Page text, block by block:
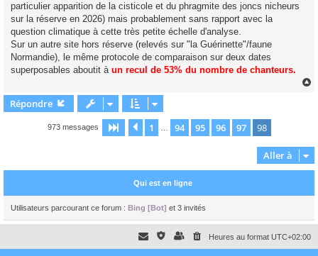
particulier apparition de la cisticole et du phragmite des joncs nicheurs
sur la réserve en 2026) mais probablement sans rapport avec la
question climatique à cette très petite échelle d'analyse.
Sur un autre site hors réserve (relevés sur "la Guérinette"/faune
Normandie), le même protocole de comparaison sur deux dates
superposables aboutit à un recul de 53% du nombre de chanteurs.
Répondre
973 messages Page 98 sur 98
Précédente
1 94 95 96 97 98
Aller à
Qui est en ligne
Utilisateurs parcourant ce forum : Bing [Bot] et 3 invités
Heures au format UTC+02:00